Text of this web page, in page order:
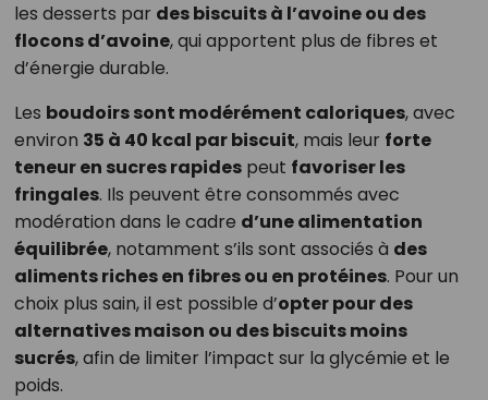
les desserts par des biscuits à l’avoine ou des
flocons d’avoine, qui apportent plus de fibres et
d’énergie durable.
Les boudoirs sont modérément caloriques, avec
environ 35 à 40 kcal par biscuit, mais leur forte
teneur en sucres rapidespeut favoriser les
fringales. Ils peuvent être consommés avec
modération dans le cadre d’une alimentation
équilibrée, notamment s’ils sont associés à des
aliments riches en fibres ou en protéines. Pour un
choix plus sain, il est possible d’opter pour des
alternatives maison ou des biscuits moins
sucrés, afin de limiter l’impact sur la glycémie et le
poids.